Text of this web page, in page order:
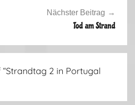
Nächster Beitrag
Tod am Strand
Strandtag 2 in Portugal